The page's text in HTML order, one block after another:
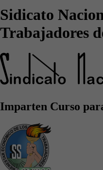
Sidicato
Trabajadores
Imparten Curso